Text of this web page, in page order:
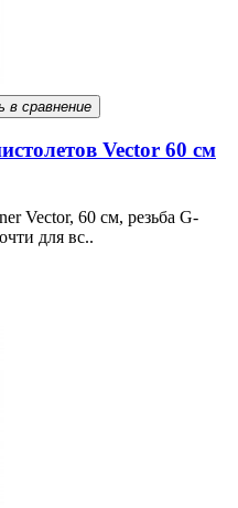
в сравнение
Vector 60 см
Vector, 60 см, резьба G-
для вс..